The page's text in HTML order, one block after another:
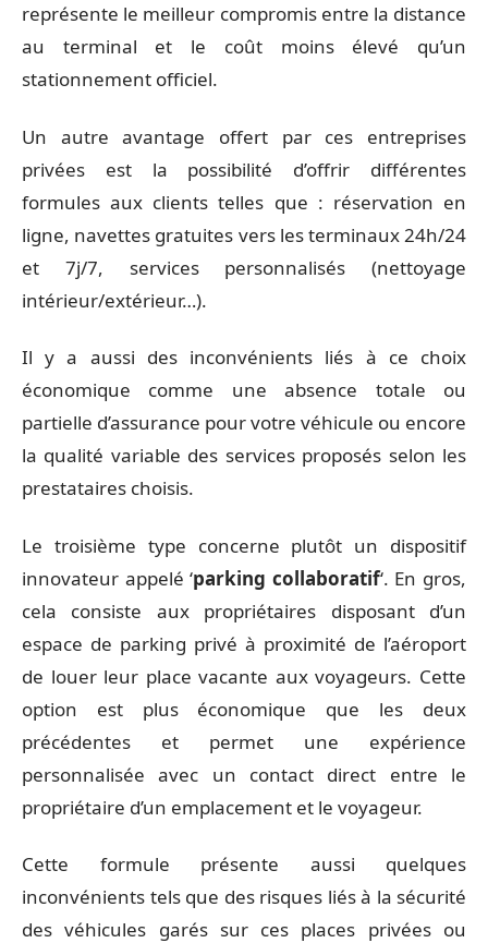
représente le meilleur compromis entre la distance
au terminal et le coût moins élevé qu’un
stationnement officiel.
Un autre avantage offert par ces entreprises
privées est la possibilité d’offrir différentes
formules aux clients telles que : réservation en
ligne, navettes gratuites vers les terminaux 24h/24
et 7j/7, services personnalisés (nettoyage
intérieur/extérieur…).
Il y a aussi des inconvénients liés à ce choix
économique comme une absence totale ou
partielle d’assurance pour votre véhicule ou encore
la qualité variable des services proposés selon les
prestataires choisis.
Le troisième type concerne plutôt un dispositif
innovateur appelé ‘parking collaboratif‘. En gros,
cela consiste aux propriétaires disposant d’un
espace de parking privé à proximité de l’aéroport
de louer leur place vacante aux voyageurs. Cette
option est plus économique que les deux
précédentes et permet une expérience
personnalisée avec un contact direct entre le
propriétaire d’un emplacement et le voyageur.
Cette formule présente aussi quelques
inconvénients tels que des risques liés à la sécurité
des véhicules garés sur ces places privées ou